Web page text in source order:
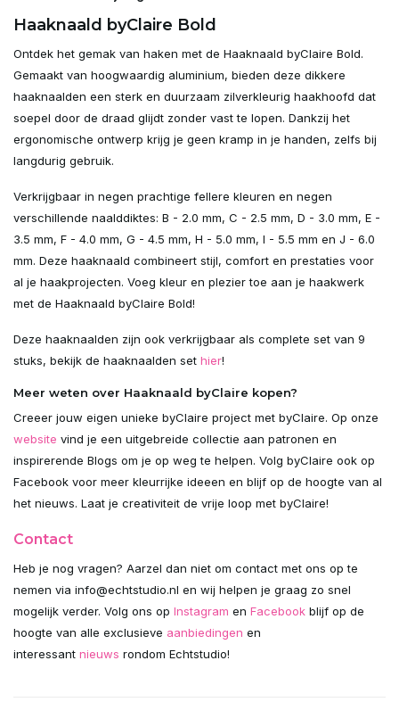
Uitverkocht
Haaknaald byClaire Bold
Ontdek het gemak van haken met de Haaknaald byClaire Bold.
Gemaakt van hoogwaardig aluminium, bieden deze dikkere
haaknaalden een sterk en duurzaam zilverkleurig haakhoofd dat
soepel door de draad glijdt zonder vast te lopen. Dankzij het
ergonomische ontwerp krijg je geen kramp in je handen, zelfs bij
langdurig gebruik.
Verkrijgbaar in negen prachtige fellere kleuren en negen
verschillende naalddiktes: B - 2.0 mm, C - 2.5 mm, D - 3.0 mm, E -
3.5 mm, F - 4.0 mm, G - 4.5 mm, H - 5.0 mm, I - 5.5 mm en J - 6.0
mm. Deze haaknaald combineert stijl, comfort en prestaties voor
al je haakprojecten. Voeg kleur en plezier toe aan je haakwerk
met de Haaknaald byClaire Bold!
Deze haaknaalden zijn ook verkrijgbaar als complete set van 9
stuks, bekijk de haaknaalden set hier!
Meer weten over Haaknaald byClaire kopen?
Creeer jouw eigen unieke byClaire project met byClaire. Op onze
website vind je een uitgebreide collectie aan patronen en
inspirerende Blogs om je op weg te helpen. Volg byClaire ook op
Facebook voor meer kleurrijke ideeen en blijf op de hoogte van al
het nieuws. Laat je creativiteit de vrije loop met byClaire!
Contact
Heb je nog vragen? Aarzel dan niet om contact met ons op te
nemen via info@echtstudio.nl en wij helpen je graag zo snel
mogelijk verder. Volg ons op Instagram en Facebook blijf op de
hoogte van alle exclusieve aanbiedingen en
interessant nieuws rondom Echtstudio!